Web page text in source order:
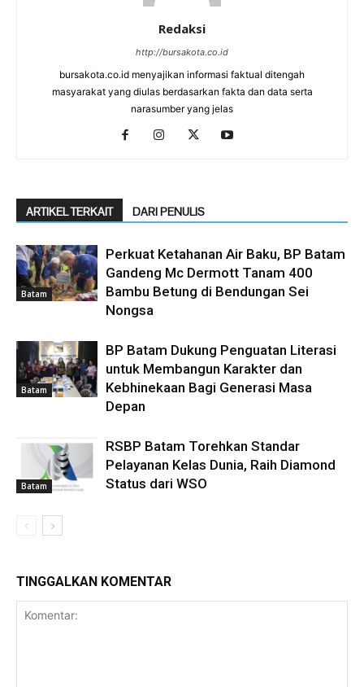
Redaksi
http://bursakota.co.id
bursakota.co.id menyajikan informasi faktual ditengah
masyarakat yang diulas berdasarkan fakta dan data serta
narasumber yang jelas
ARTIKEL TERKAIT DARI PENULIS
Batam
Perkuat Ketahanan Air Baku, BP Batam
Gandeng Mc Dermott Tanam 400
Bambu Betung di Bendungan Sei
Nongsa
Batam
BP Batam Dukung Penguatan Literasi
untuk Membangun Karakter dan
Kebhinekaan Bagi Generasi Masa
Depan
Batam
RSBP Batam Torehkan Standar
Pelayanan Kelas Dunia, Raih Diamond
Status dari WSO
TINGGALKAN KOMENTAR